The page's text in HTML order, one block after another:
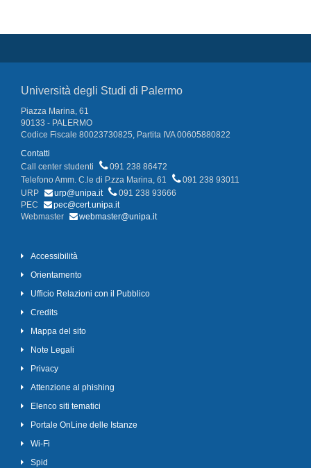
Università degli Studi di Palermo
Piazza Marina, 61
90133 - PALERMO
Codice Fiscale 80023730825, Partita IVA 00605880822
Contatti
Call center studenti
091 238 86472
Telefono Amm. C.le di P.zza Marina, 61
091 238 93011
URP
urp@unipa.it
091 238 93666
PEC
pec@cert.unipa.it
Webmaster
webmaster@unipa.it
Accessibilità
Orientamento
Ufficio Relazioni con il Pubblico
Credits
Mappa del sito
Note Legali
Privacy
Attenzione al phishing
Elenco siti tematici
Portale OnLine delle Istanze
Wi-Fi
Spid